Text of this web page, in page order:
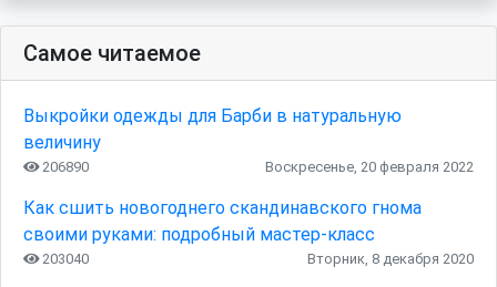
Самое читаемое
Выкройки одежды для Барби в натуральную
величину
206890 Воскресенье, 20 февраля 2022
Как сшить новогоднего скандинавского гнома
своими руками: подробный мастер-класс
203040 Вторник, 8 декабря 2020